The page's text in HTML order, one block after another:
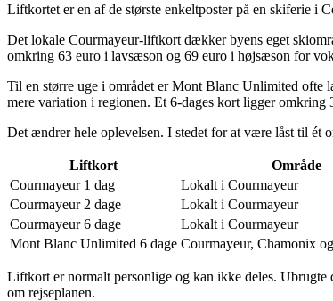
Liftkortet er en af de største enkeltposter på en skiferie i
Det lokale Courmayeur-liftkort dækker byens eget
omkring 63 euro i lavsæson og 69 euro i højsæson for
Til en større uge i området er Mont Blanc Unlimited ofte
mere variation i regionen. Et 6-dages kort ligger
Det ændrer hele oplevelsen. I stedet for at være låst til ét
Liftkort Område
Courmayeur 1 dag
Lokalt i Courmayeur
Courmayeur 2 dage
Lokalt i Courmayeur
Courmayeur 6 dage
Lokalt i Courmayeur
Mont Blanc Unlimited 6 dage Courmayeur, Chamonix
Liftkort er normalt personlige og kan ikke deles.
om rejseplanen.